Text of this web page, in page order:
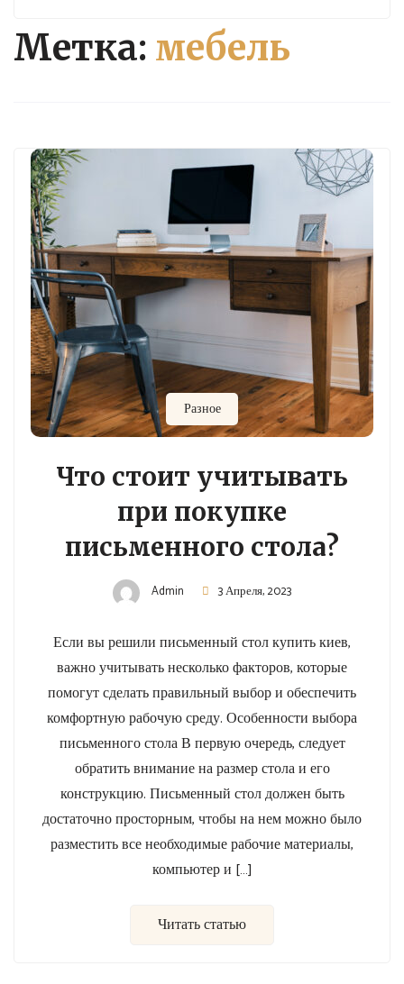
Метка: мебель
Разное
Что стоит учитывать
при покупке
письменного стола?
Admin 3 Апреля, 2023
Если вы решили письменный стол купить киев,
важно учитывать несколько факторов, которые
помогут сделать правильный выбор и обеспечить
комфортную рабочую среду. Особенности выбора
письменного стола В первую очередь, следует
обратить внимание на размер стола и его
конструкцию. Письменный стол должен быть
достаточно просторным, чтобы на нем можно было
разместить все необходимые рабочие материалы,
компьютер и […]
Читать статью